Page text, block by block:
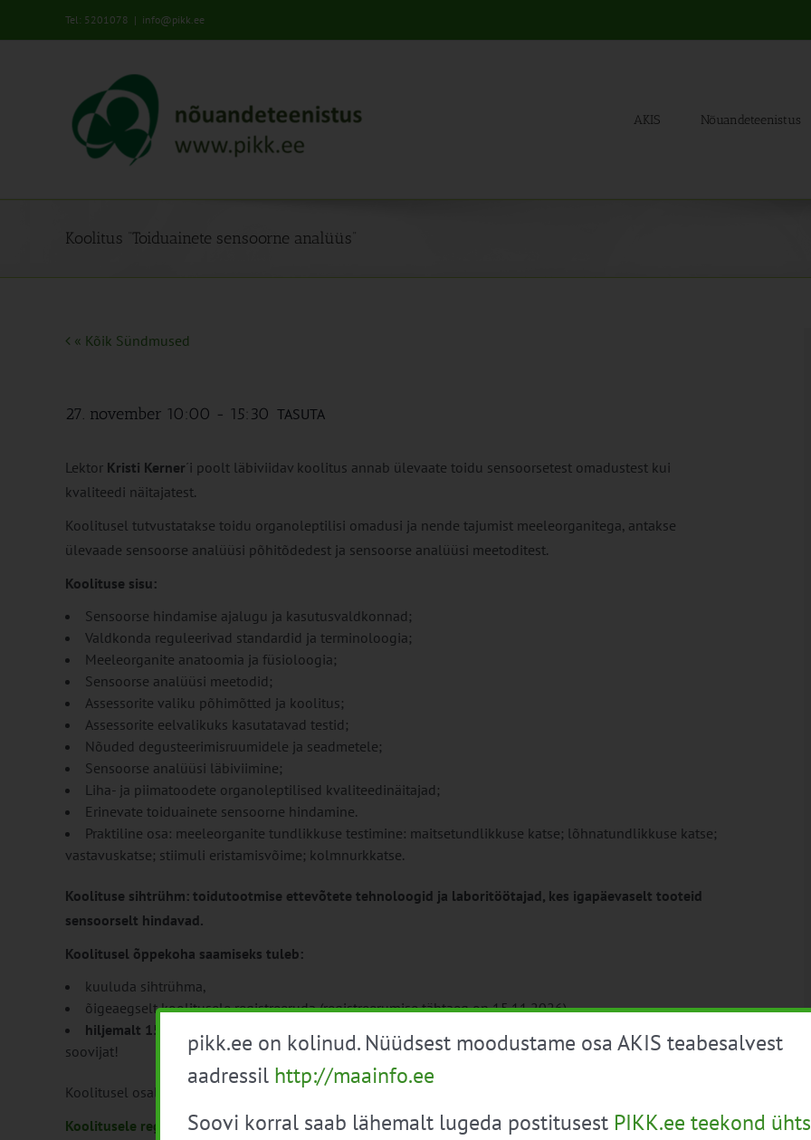
Tel: 5201078 | info@pikk.ee
AKIS Nõuandeteenistus
Koolitus “Toiduainete sensoorne analüüs”
« Kõik Sündmused
27. november 10:00 - 15:30 TASUTA
Lektor Kristi Kerner´i poolt läbiviidav koolitus annab ülevaate toidu sensoorsetest omadustest kui
kvaliteedi näitajatest.
Koolitusel tutvustatakse toidu organoleptilisi omadusi ja nende tajumist meeleorganitega, antakse
ülevaade sensoorse analüüsi põhitõdedest ja sensoorse analüüsi meetoditest.
Koolituse sisu:
Sensoorse hindamise ajalugu ja kasutusvaldkonnad;
Valdkonda reguleerivad standardid ja terminoloogia;
Meeleorganite anatoomia ja füsioloogia;
Sensoorse analüüsi meetodid;
Assessorite valiku põhimõtted ja koolitus;
Assessorite eelvalikuks kasutatavad testid;
Nõuded degusteerimisruumidele ja seadmetele;
Sensoorse analüüsi läbiviimine;
Liha- ja piimatoodete organoleptilised kvaliteedinäitajad;
Erinevate toiduainete sensoorne hindamine.
Praktiline osa: meeleorganite tundlikkuse testimine: maitsetundlikkuse katse; lõhnatundlikkuse katse;
vastavuskatse; stiimuli eristamisvõime; kolmnurkkatse.
Koolituse sihtrühm: toidutootmise ettevõtete tehnoloogid ja laboritöötajad, kes igapäevaselt tooteid
sensoorselt hindavad.
Koolitusel õppekoha saamiseks tuleb:
kuuluda sihtrühma,
õigeaegselt koolitusele registreeruda (registreerumise tähtaeg on 15.11.2026)
hiljemalt 15. novembriks 2026
soovijat!
Koolitusel osalemine on juriidilisele isikule vähese tähtsusega abi (VTA).
Koolitusele registreerumine
pikk.ee on kolinud. Nüüdsest moodustame osa AKIS teabesalvest
aadressil http://maainfo.ee
Soovi korral saab lähemalt lugeda postitusest PIKK.ee teekond